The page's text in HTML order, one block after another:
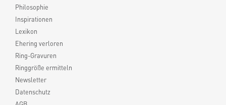
Philosophie
Inspirationen
Lexikon
Ehering verloren
Ring-Gravuren
Ringgröße ermitteln
Newsletter
Datenschutz